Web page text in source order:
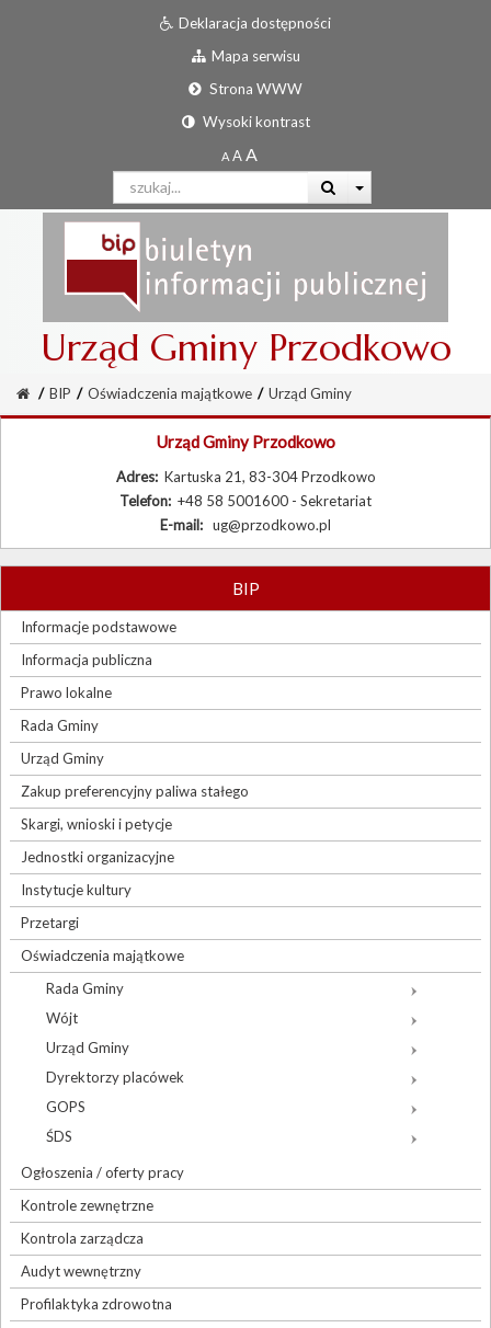
Deklaracja dostępności
Mapa serwisu
Strona WWW
Wysoki kontrast
Urząd Gminy Przodkowo
/ BIP / Oświadczenia majątkowe / Urząd Gminy
Urząd Gminy Przodkowo
Adres: Kartuska 21, 83-304 Przodkowo
Telefon: +48 58 5001600 - Sekretariat
E-mail: ug@przodkowo.pl
BIP
Informacje podstawowe
Informacja publiczna
Prawo lokalne
Rada Gminy
Urząd Gminy
Zakup preferencyjny paliwa stałego
Skargi, wnioski i petycje
Jednostki organizacyjne
Instytucje kultury
Przetargi
Oświadczenia majątkowe
Rada Gminy
Wójt
Urząd Gminy
Dyrektorzy placówek
GOPS
ŚDS
Ogłoszenia / oferty pracy
Kontrole zewnętrzne
Kontrola zarządcza
Audyt wewnętrzny
Profilaktyka zdrowotna